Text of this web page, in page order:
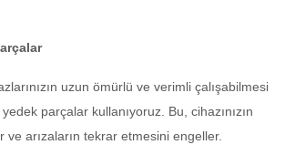
uzun ömürlü ve verimli çalışabilmesi
parçalar kullanıyoruz. Bu, cihazınızın
ve arızaların tekrar etmesini engeller.